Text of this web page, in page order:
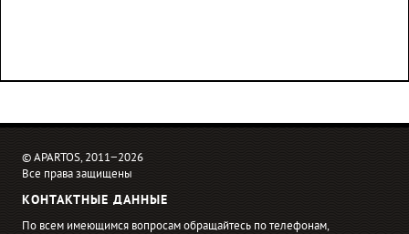
© APARTOS, 2011−2026
Все права защищены
КОНТАКТНЫЕ ДАННЫЕ
По всем имеющимся вопросам обращайтесь по телефонам,